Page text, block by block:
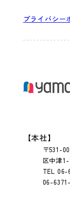
プライバシー
【本社】
〒531-
区中津
TEL 06-
06-